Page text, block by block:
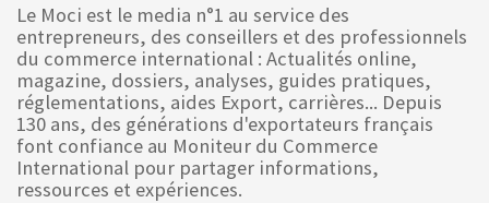
Le Moci est le media n°1 au service des
entrepreneurs, des conseillers et des professionnels
du commerce international : Actualités online,
magazine, dossiers, analyses, guides pratiques,
réglementations, aides Export, carrières... Depuis
130 ans, des générations d'exportateurs français
font confiance au Moniteur du Commerce
International pour partager informations,
ressources et expériences.